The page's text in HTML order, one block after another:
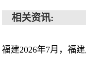
相关资讯:
福建2026年7月，福